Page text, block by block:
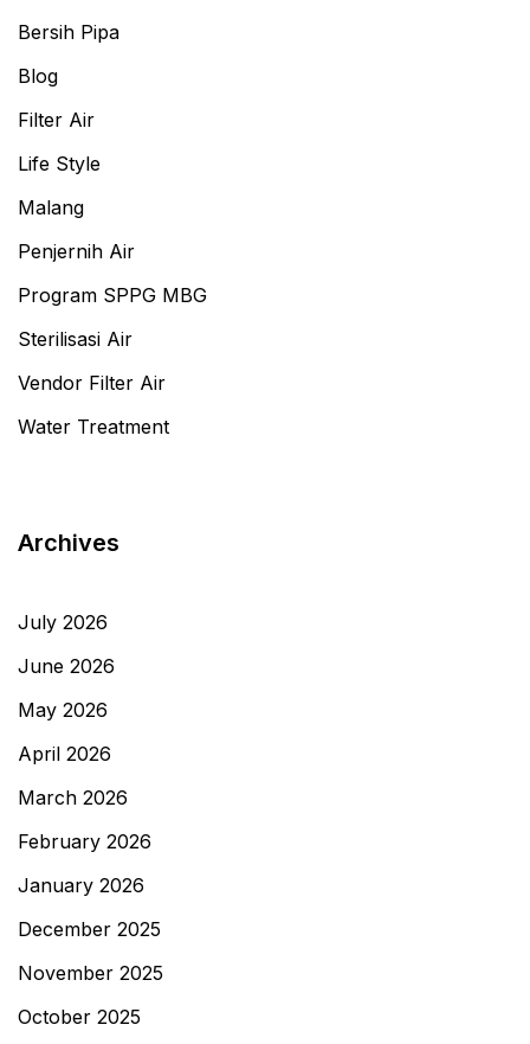
Bersih Pipa
Blog
Filter Air
Life Style
Malang
Penjernih Air
Program SPPG MBG
Sterilisasi Air
Vendor Filter Air
Water Treatment
Archives
July 2026
June 2026
May 2026
April 2026
March 2026
February 2026
January 2026
December 2025
November 2025
October 2025